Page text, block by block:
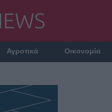
Αγροτικά Οικονομία